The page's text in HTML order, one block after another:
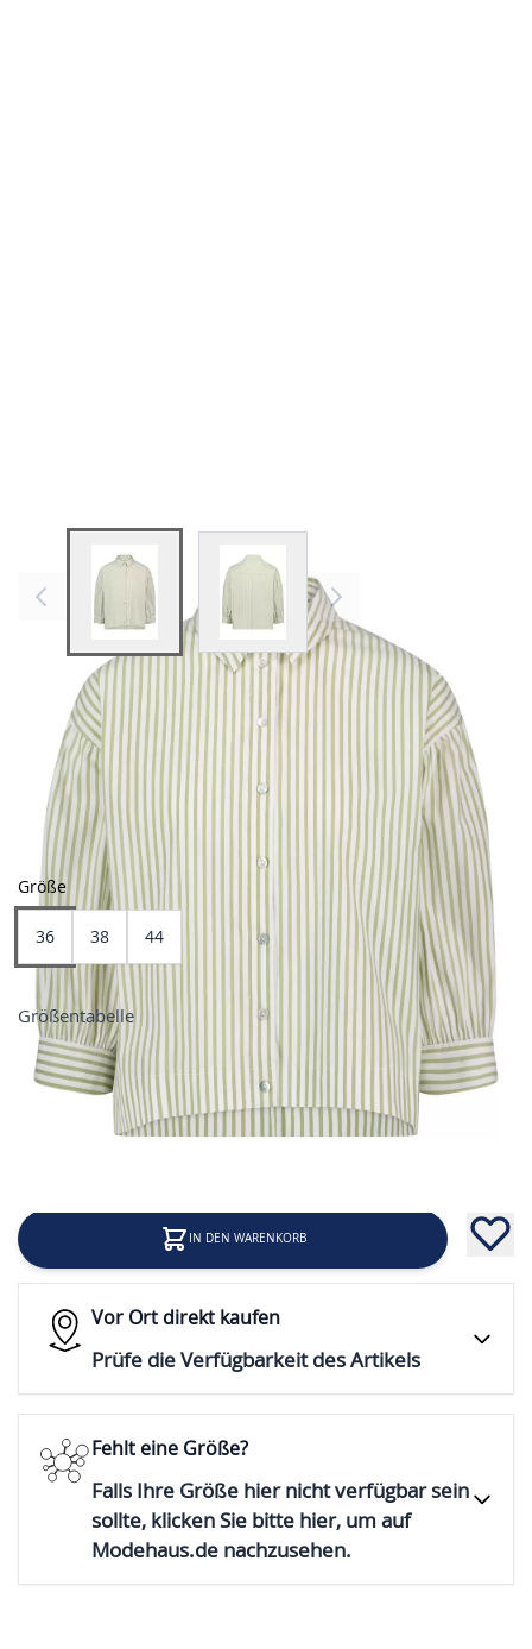
View larger imageView larger image
Farben
Größe
36 38 44
Größentabelle
Preis
59,99 €
IN DEN WARENKORB
Vor Ort direkt kaufen
Prüfe die Verfügbarkeit des Artikels
Fehlt eine Größe?
Falls Ihre Größe hier nicht verfügbar sein
sollte, klicken Sie bitte hier, um auf
Modehaus.de nachzusehen.